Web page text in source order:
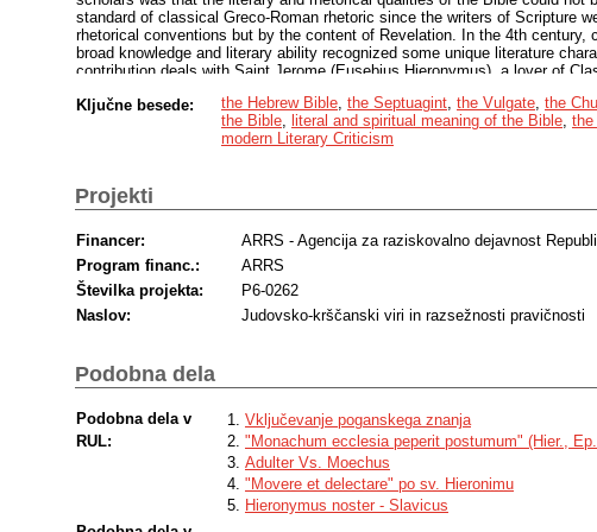
standard of classical Greco-Roman rhetoric since the writers of Scripture
rhetorical conventions but by the content of Revelation. In the 4th century,
broad knowledge and literary ability recognized some unique literature
contribution deals with Saint Jerome (Eusebius Hieronymus), a lover of
commentaries and letters. Jerome was an artist of the Word with a subtle
language. He demonstrated more convincingly than any other ancient
Old Testament shows its own unique way of being profoundly artistic. He
translations of the biblical books, to his letters and his biblical
his belief in the artistic quality of the Bible.
Ključne besede: the Hebrew Bible the Septuagint the Vulgate the
the Bible literal and spiritual meaning of the Bible the
modern Literary Criticism
Projekti
Financer:
ARRS - Agencija za raziskovalno dejavnost
Program financ.:
ARRS
Številka projekta:
P6-0262
Naslov:
Judovsko-krščanski viri in razsežnosti pravičnosti
Podobna dela
Podobna dela v
RUL:
Vključevanje poganskega znanja
"Monachum ecclesia peperit postumum" (Hier.,
Adulter Vs. Moechus
"Movere et delectare" po sv. Hieronimu
Hieronymus noster - Slavicus